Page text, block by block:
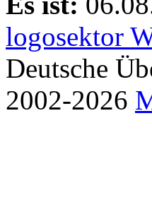
logosektor
Deutsche
2002-2026